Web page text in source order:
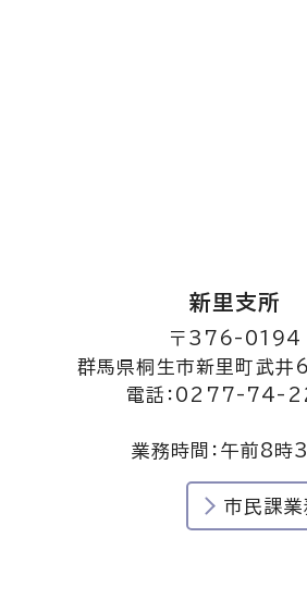
新里支所
〒376-0194
群馬県桐生市新里町武井
電話：0277-74-
業務時間：午前8
市民課